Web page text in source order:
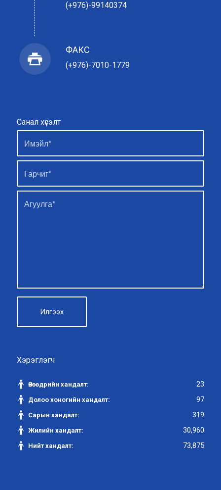
(+976)-99140374
ФАКС
(+976)-7010-1779
Санал хүсэлт
Хэрэглэгч
Өнөөдрийн хандалт: 23
Долоо хоногийн хандалт: 97
Сарын хандалт: 319
Жилийн хандалт: 30,960
Нийт хандалт: 73,875